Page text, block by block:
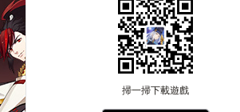
掃一掃下載遊戲